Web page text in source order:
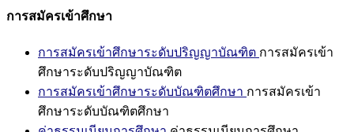
การสมัครเข้าศึกษา
การสมัครเข้าศึกษาระดับปริญญาบัณฑิต การสมัครเข้า
ศึกษาระดับปริญญาบัณฑิต
การสมัครเข้าศึกษาระดับบัณฑิตศึกษา การสมัครเข้า
ศึกษาระดับบัณฑิตศึกษา